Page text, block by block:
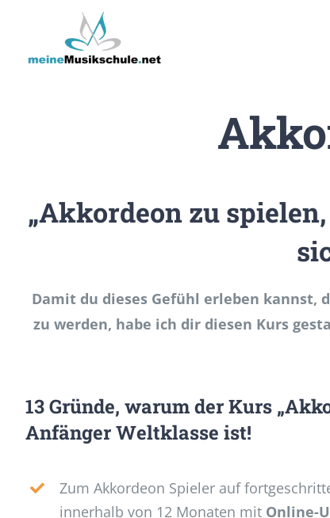
springen
„Akkordeon zu
Damit du dieses Gefühl erleben
zu werden, habe ich dir diesen Kurs
13Gründe, warum der Kurs
Anfänger Weltklasse ist!
Zum Akkordeon Spieler auf
innerhalb von 12 Monaten mit Online-